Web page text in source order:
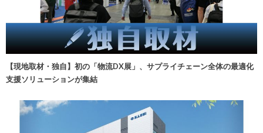
【現地取材・独自】初の「物流DX展」、サプライチェーン全体の最適化
支援ソリューションが集結